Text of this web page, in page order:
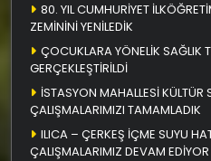
80. YIL CUMHURİYET
ZEMİNİNİ YENİLEDİK
ÇOCUKLARA YÖNELİK SAĞLIK
GERÇEKLEŞTİRİLDİ
İSTASYON MAHALLESİ KÜLTÜR
ÇALIŞMALARIMIZI TAMAMLADIK
ILICA – ÇERKEŞ İÇME SUYU
ÇALIŞMALARIMIZ DEVAM EDİYOR